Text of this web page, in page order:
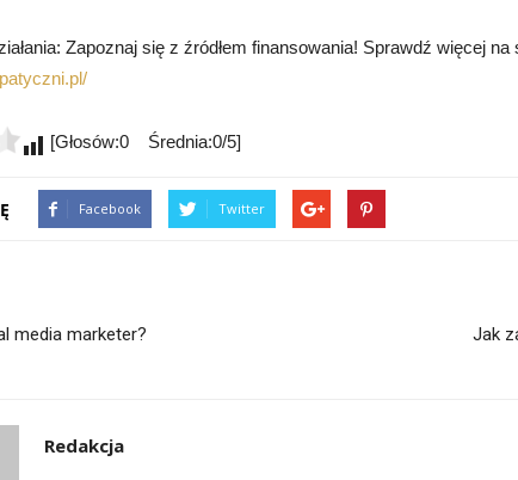
Zapoznaj się z źródłem finansowania! Sprawdź więcej na
[Głosów:0 Średnia:0/5]
Facebook Twitter
media marketer? Jak
Redakcja